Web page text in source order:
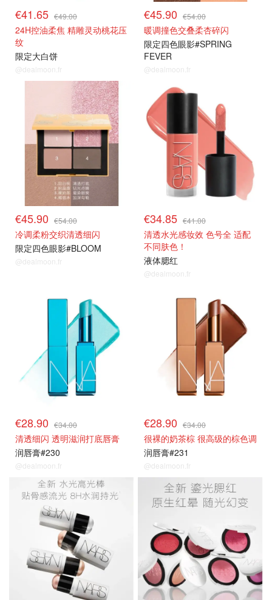
€41.65 €49.00
24H控油柔焦 精雕灵动桃花压
纹
限定大白饼
@dealmoon.fr
€45.90 €54.00
暖调撞色交叠柔杏碎闪
限定四色眼影#SPRING
FEVER
@dealmoon.fr
€45.90 €54.00
冷调柔粉交织清透细闪
限定四色眼影#BLOOM
@dealmoon.fr
新品85折
€34.85 €41.00
清透水光感妆效 色号全 适配
不同肤色！
液体腮红
@dealmoon.fr
€28.90 €34.00
清透细闪 透明滋润打底唇膏
润唇膏#230
@dealmoon.fr
€28.90 €34.00
很裸的奶茶棕 很高级的棕色调
润唇膏#231
@dealmoon.fr
新品85折 新品85折